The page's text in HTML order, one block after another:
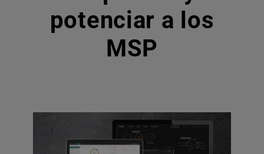
potenciar a los
MSP